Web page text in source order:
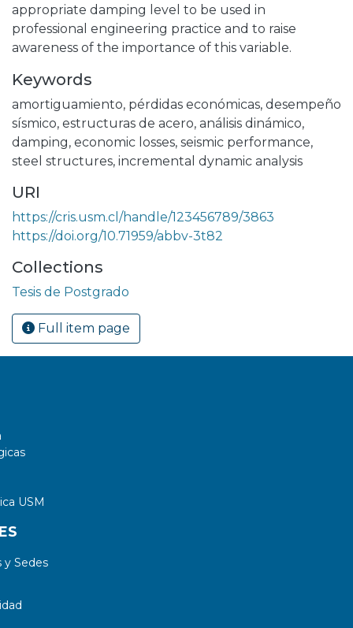
appropriate damping level to be used in
professional engineering practice and to raise
awareness of the importance of this variable.
Keywords
amortiguamiento, pérdidas económicas, desempeño
sísmico, estructuras de acero, análisis dinámico,
damping, economic losses, seismic performance,
steel structures, incremental dynamic analysis
URI
https://cris.usm.cl/handle/123456789/3863
https://doi.org/10.71959/abbv-3t82
Collections
Tesis de Postgrado
Full item page
USM
Sedes